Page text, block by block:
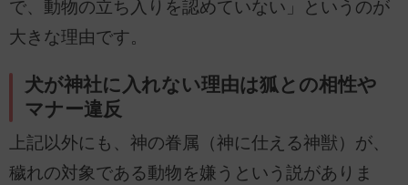
で、動物の立ち入りを認めていない」というのが
大きな理由です。
犬が神社に入れない理由は狐との相性や
マナー違反
上記以外にも、神の眷属（神に仕える神獣）が、
穢れの対象である動物を嫌うという説がありま